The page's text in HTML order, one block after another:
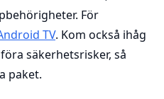
För
TV. Kom också ihåg
säkerhetsrisker, så
paket.